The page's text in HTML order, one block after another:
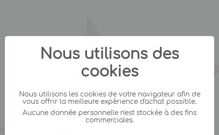
Nous utilisons des
cookies
Nous utilisons les cookies de votre navigateur afin de
vous offrir la meilleure expèrience d'achat possible.
Aucune donnée personnelle n'est stockée à des fins
commerciales.